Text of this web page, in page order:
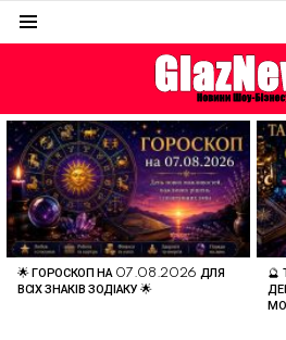
ОСТАННІ
СТАТТІ
🌟 ГОРОСКОП НА 07.08.2026 ДЛЯ
ВСІХ ЗНАКІВ ЗОДІАКУ 🌟
🔮